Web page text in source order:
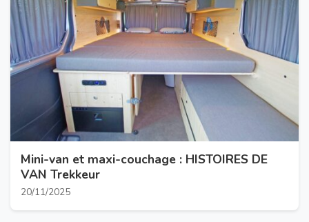
Mini-van et maxi-couchage : HISTOIRES DE
VAN Trekkeur
20/11/2025